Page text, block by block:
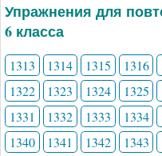
Упражнения для
6 класса
1313 1314 1315 1316
1322
1323 1324 1325
1331
1332 1333 1334
1340
1341 1342 1343